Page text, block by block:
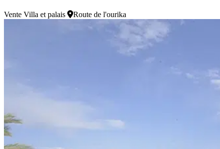
Vente Villa et palais Route de l'ourika